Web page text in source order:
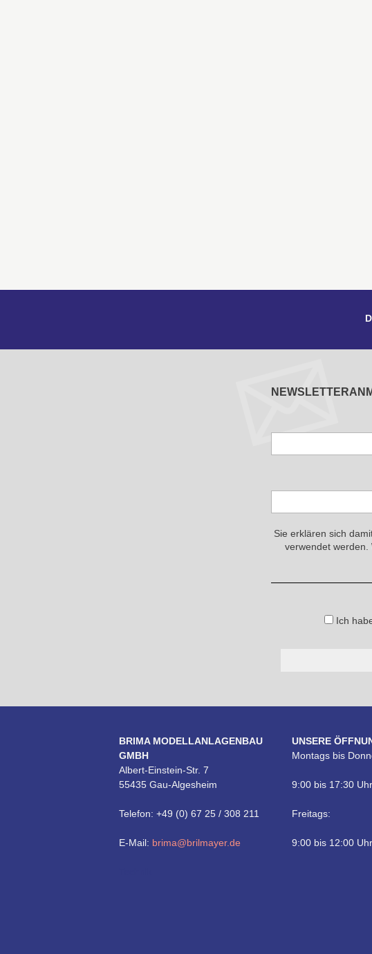
Sie erklären sich
verwendet werden.
Ich
BRIMA MODELLANLAGENBAU
GMBH
Albert-Einstein-Str. 7
55435 Gau-Algesheim
Telefon: +49 (0) 67 25 / 308 211
E-Mail: brima@brilmayer.de
UNSERE
Montags bis
9:00 bis 17:30 Uhr
Freitags:
9:00 bis 12:00 Uhr